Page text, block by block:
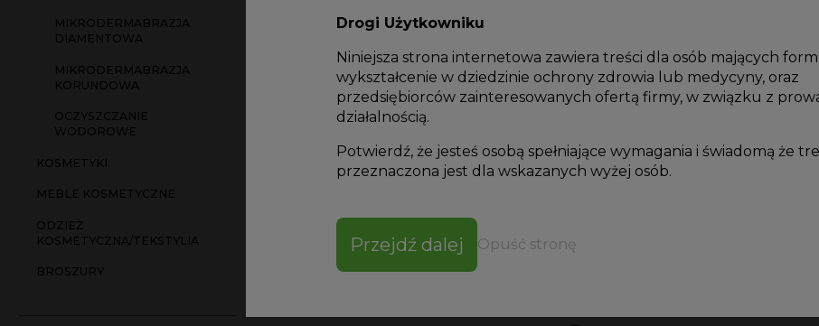
MIKRODERMABRAZJA
DIAMENTOWA
MIKRODERMABRAZJA
KORUNDOWA
OCZYSZCZANIE
WODOROWE
KOSMETYKI
MEBLE KOSMETYCZNE
ODZIEŻ
KOSMETYCZNA/TEKSTYLIA
BROSZURY
18,00 zł
Drogi Użytkowniku
Niniejsza strona internetowa zawiera treści dla osób mających
wykształcenie w dziedzinie ochrony zdrowia lub medycyny, oraz
przedsiębiorców zainteresowanych ofertą firmy, w związku z
działalnością.
Potwierdź, że jesteś osobą spełniające wymagania i świadomą że
przeznaczona jest dla wskazanych wyżej osób.
Przejdź dalej Opuść stronę